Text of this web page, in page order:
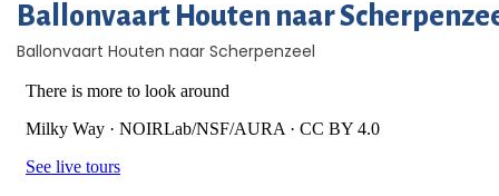
Ballonvaart Houten naar
Ballonvaart Houten naar Scherpenzeel